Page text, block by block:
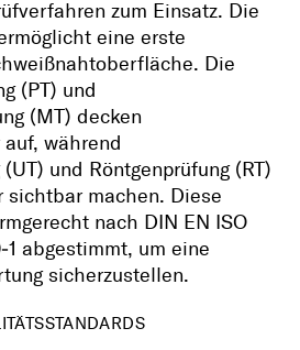
zum Einsatz. Die
eine erste
Die
(PT) und
(MT) decken
während
und Röntgenprüfung (RT)
sichtbar machen. Diese
nach DIN EN ISO
abgestimmt, um eine
sicherzustellen.